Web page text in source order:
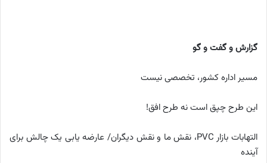
گزارش و گفت و گو
مسیر اداره کشور، تخصصی نیست
این طرح چپق است نه طرح افق!
التهابات بازار PVC، نقش ما و نقش دیگران/ عارضه یابی یک چالش برای
آینده